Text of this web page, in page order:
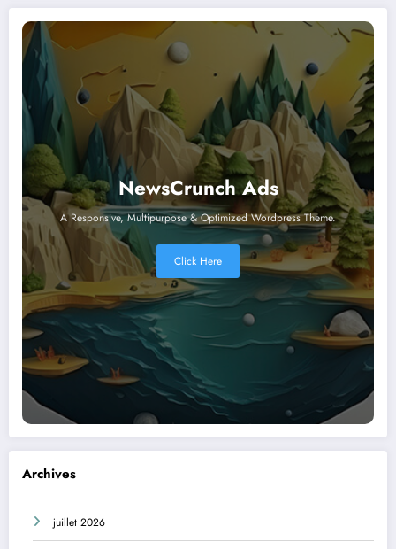
NewsCrunch Ads
A Responsive, Multipurpose & Optimized Wordpress Theme.
Click Here
Archives
juillet 2026